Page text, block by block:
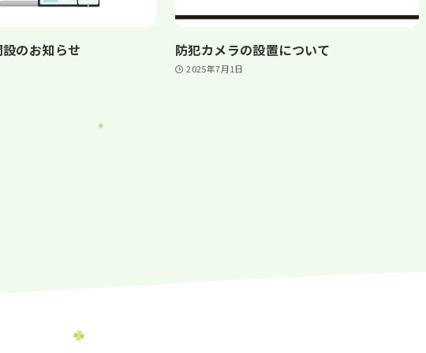
のお知らせ 防犯カメラの設置について
2025年7月1日